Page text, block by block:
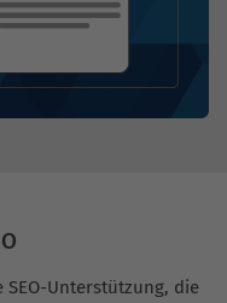
SEO-Unterstützung, die